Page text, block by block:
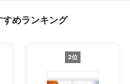
めランキング
2位